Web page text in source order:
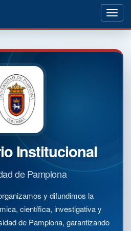
Institucional
de Pamplona
y difundimos la
científica, investigativa y
de Pamplona, garantizando